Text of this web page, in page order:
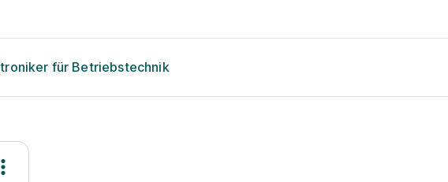
für Betriebstechnik